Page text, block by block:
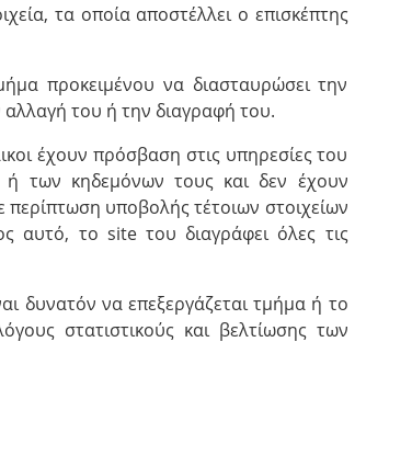
τα οποία αποστέλλει ο επισκέπτης
προκειμένου να διασταυρώσει την
του ή την διαγραφή του.
έχουν πρόσβαση στις υπηρεσίες του
των κηδεμόνων τους και δεν έχουν
υποβολής τέτοιων στοιχείων
αυτό, το site του διαγράφει όλες τις
δυνατόν να επεξεργάζεται τμήμα ή το
στατιστικούς και βελτίωσης των